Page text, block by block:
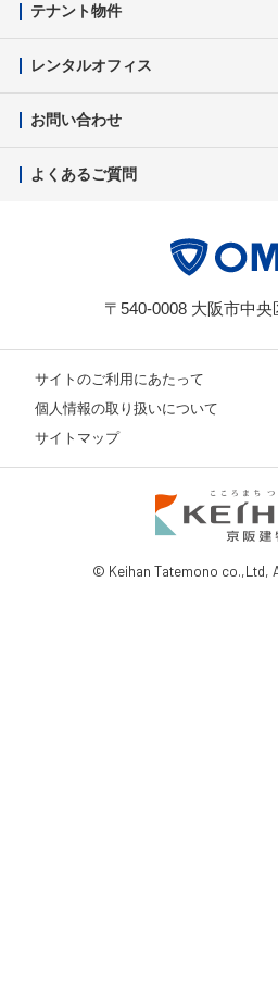
テナント物件
レンタルオフィス
お問い合わせ
よくあるご質問
〒540-0008 大阪市中央
サイトのご利用にあたって
個人情報の取り扱いについて
サイトマップ
© Keihan Tatemono co.,Ltd,